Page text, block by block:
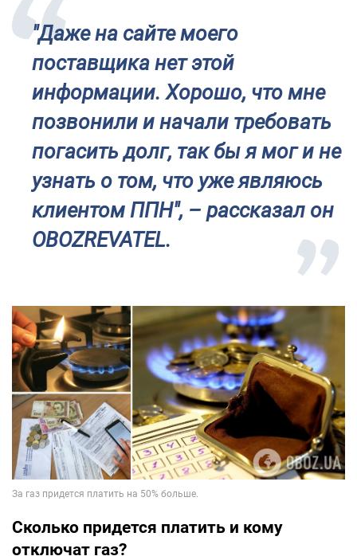
"Даже на сайте моего
поставщика нет этой
информации. Хорошо, что мне
позвонили и начали требовать
погасить долг, так бы я мог и не
узнать о том, что уже являюсь
клиентом ППН", – рассказал он
OBOZREVATEL.
Сколько придется платить и кому
отключат газ?